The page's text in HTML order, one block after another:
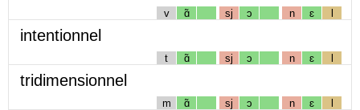
v ɑ̃ sj ɔ n ɛ l
intentionnel
t ɑ̃ sj ɔ n ɛ l
tridimensionnel
m ɑ̃ sj ɔ n ɛ l